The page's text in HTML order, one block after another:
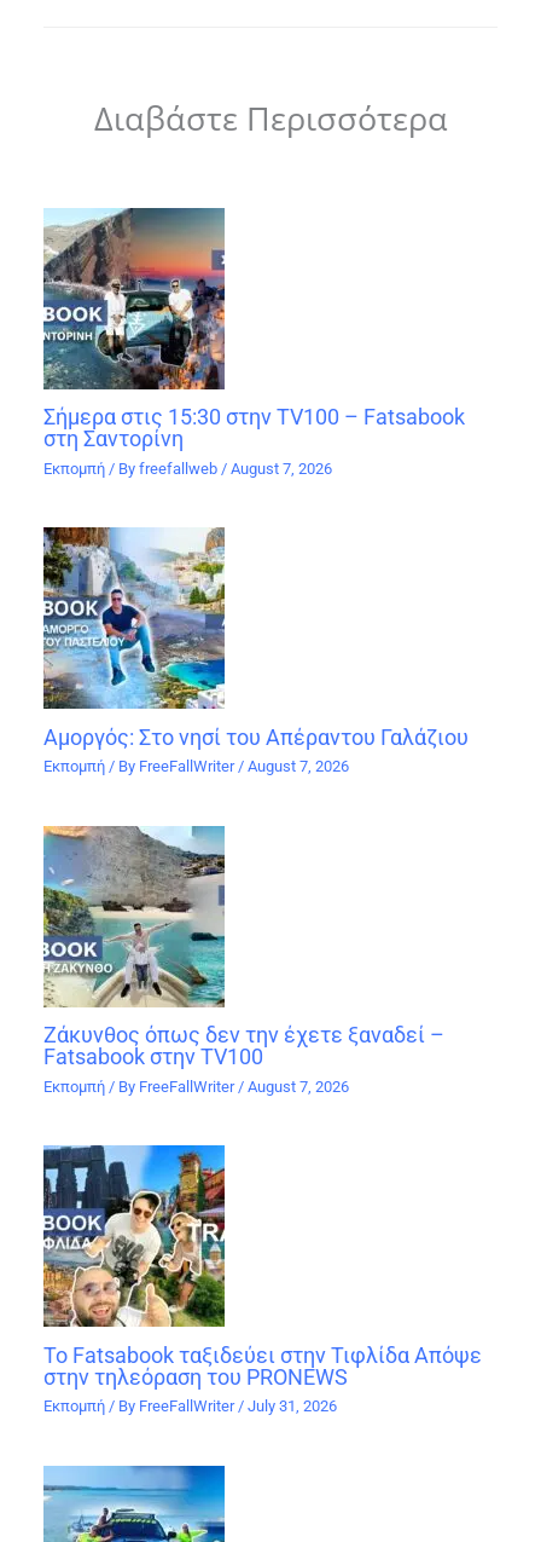
Διαβάστε Περισσότερα
Σήμερα στις 15:30 στην TV100 – Fatsabook
στη Σαντορίνη
Εκπομπή / Byfreefallweb /August 7, 2026
Αμοργός: Στο νησί του Απέραντου Γαλάζιου
Εκπομπή / By FreeFallWriter/August 7, 2026
Ζάκυνθος όπως δεν την έχετε ξαναδεί –
Fatsabook στην TV100
Εκπομπή / By FreeFallWriter /August 7, 2026
Το Fatsabook ταξιδεύει στην Τιφλίδα Απόψε
στην τηλεόραση του PRONEWS
Εκπομπή / By FreeFallWriter/July 31, 2026